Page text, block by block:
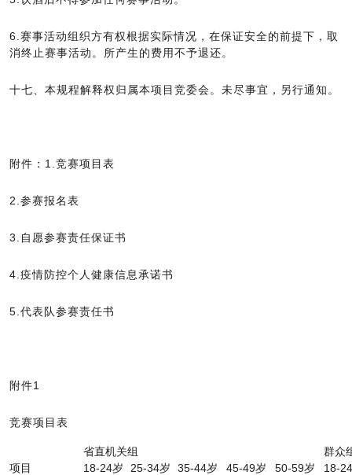
6.赛事活动组织方有权根据实际情况，在保证安全的前提下，取
消终止赛事活动。所产生的费用不予退还。
十七、本规程解释权归属本项目竞委会。未尽事宜，另行通知。
附件：1.竞赛项目表
2.参赛报名表
3.自愿参赛责任保证书
4.疫情防控个人健康信息承诺书
5.代表队参赛责任书
附件1
竞赛项目表
项目
省直机关组
群众
18-24岁
25-34岁 35-44岁 45-49岁 50-59岁
18-